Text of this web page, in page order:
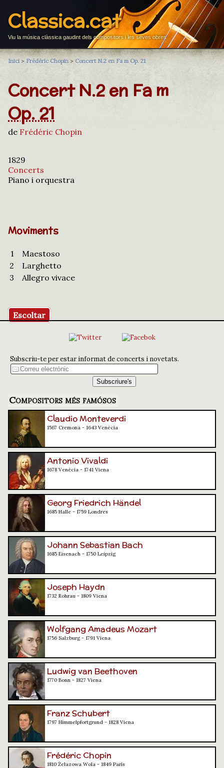
Classica.cat
Viu la música clàssica gaudint dels compositors i les seves obres
Inici > Frédéric Chopin > Concert N.2 en Fa m Op. 21
Concert N.2 en Fa m
Op. 21
de Frédéric Chopin
1829
Concerts
Piano i orquestra
Moviments
1
Maestoso
2
Larghetto
3
Allegro vivace
Escoltar
Subscriu-te per estar informat de concerts i novetats.
Compositors més famósos
Claudio Monteverdi
1567 Cremona - 1643 Venècia
Antonio Vivaldi
1678 Venècia - 1741 Viena
Georg Friedrich Händel
1685 Halle - 1759 Londres
Johann Sebastian Bach
1685 Eisenach - 1750 Leipzig
Joseph Haydn
1732 Rohrau - 1809 Viena
Wolfgang Amadeus Mozart
1756 Salzburg - 1791 Viena
Ludwig van Beethoven
1770 Bonn - 1827 Viena
Franz Schubert
1797 Himmelpfortgrund - 1828 Viena
Frédéric Chopin
1810 Żelazowa Wola - 1849 París